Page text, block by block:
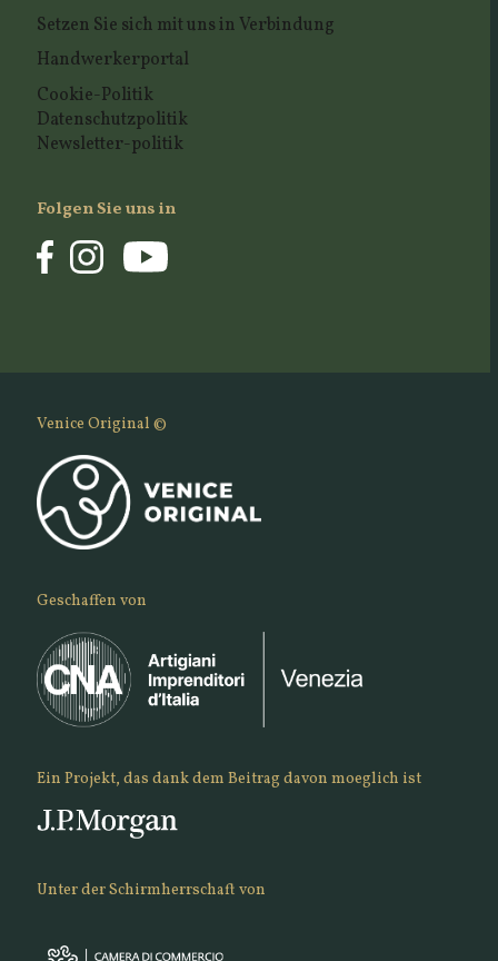
Setzen Sie sich mit uns in Verbindung
Handwerkerportal
Cookie-Politik
Datenschutzpolitik
Newsletter-politik
Folgen Sie uns in
Venice Original ©
Geschaffen von
Ein Projekt, das dank dem Beitrag davon moeglich ist
Unter der Schirmherrschaft von